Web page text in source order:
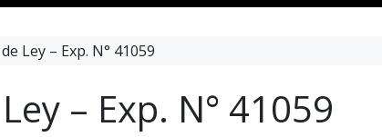
Ley – Exp. N° 41059
– Exp. N° 41059